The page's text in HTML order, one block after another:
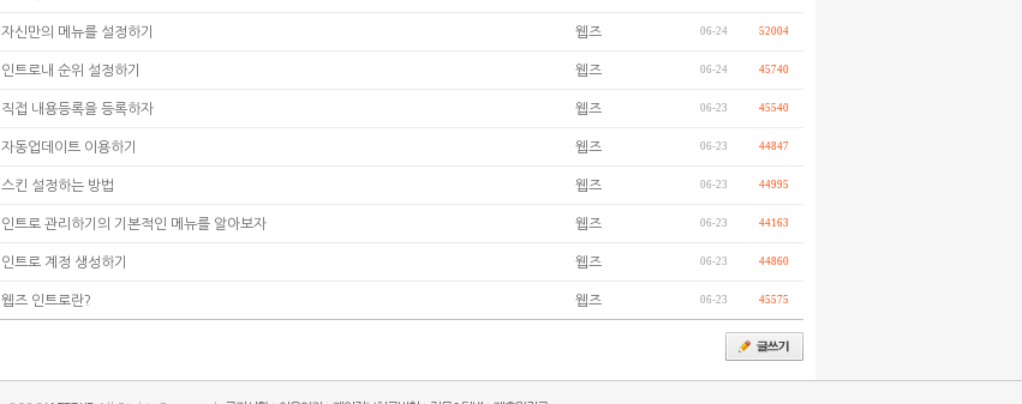
자신만의 메뉴를 설정하기 웹즈 06-24 52004
인트로내 순위 설정하기 웹즈 06-24 45740
직접 내용등록을 등록하자 웹즈 06-23 45540
자동업데이트 이용하기 웹즈 06-23 44847
스킨 설정하는 방법 웹즈 06-23 44995
인트로 관리하기의 기본적인 메뉴를 알아보자 웹즈 06-23 44163
인트로 계정 생성하기 웹즈 06-23 44860
웹즈 인트로란? 웹즈 06-23 45575